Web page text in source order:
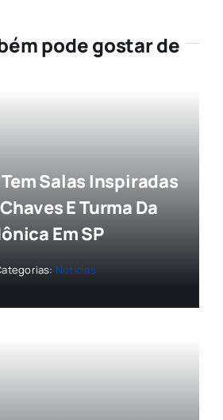
pode gostar de
Salas Inspiradas
E Turma Da
Em SP
Notícias